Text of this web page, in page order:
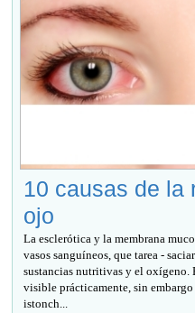
10 causas de la
ojo
La esclerótica y la membrana
vasos sanguíneos, que tarea -
sustancias nutritivas y el oxígeno.
visible prácticamente, sin
istonch...